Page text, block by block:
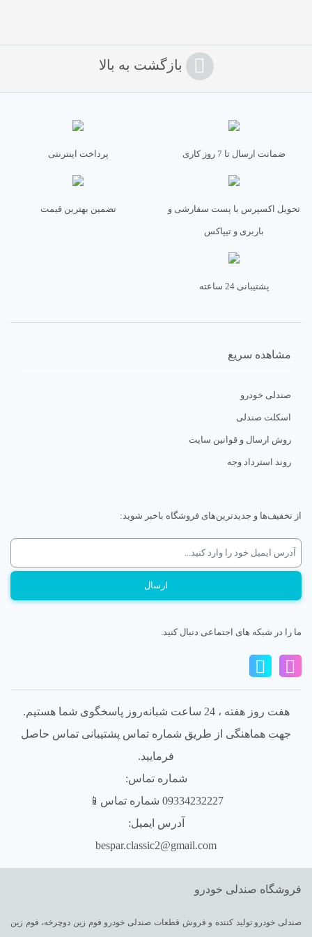
بازگشت به بالا
ضمانت ارسال تا 7 روز کاری پرداخت اینترنتی
تحویل اکسپرس با پست سفارشی و
باربری و تیپاکس
تضمین بهترین قیمت
پشتیبانی 24 ساعته
مشاهده سریع
صندلی خودرو
اسکلت صندلی
روش ارسال و قوانین سایت
روند استرداد وجه
از تخفیف‌ها و جدیدترین‌های فروشگاه باخبر شوید:
ما را در شبکه های اجتماعی دنبال کنید.
هفت روز هفته ، 24 ساعت شبانه‌روز پاسخگوی شما هستیم.
جهت هماهنگی از طریق شماره تماس پشتیبانی تماس حاصل
فرمایید.
شماره تماس:
09334232227 شماره تماس📱
آدرس ایمیل:
bespar.classic2@gmail.com
فروشگاه صندلی خودرو
صندلی خودرو تولید کننده و فروش قطعات صندلی خودرو فوم زین دوچرخه، فوم زین